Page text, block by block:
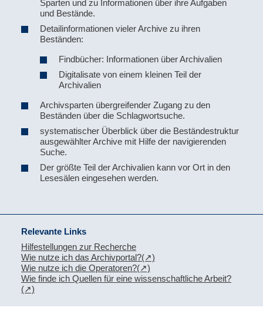
Sparten und zu Informationen über ihre Aufgaben
und Bestände.
Detailinformationen vieler Archive zu ihren
Beständen:
Findbücher: Informationen über Archivalien
Digitalisate von einem kleinen Teil der
Archivalien
Archivsparten übergreifender Zugang zu den
Beständen über die Schlagwortsuche.
systematischer Überblick über die Beständestruktur
ausgewählter Archive mit Hilfe der navigierenden
Suche.
Der größte Teil der Archivalien kann vor Ort in den
Lesesälen eingesehen werden.
Relevante Links
Hilfestellungen zur Recherche
Wie nutze ich das Archivportal?
Wie nutze ich die Operatoren?
Wie finde ich Quellen für eine wissenschaftliche Arbeit?